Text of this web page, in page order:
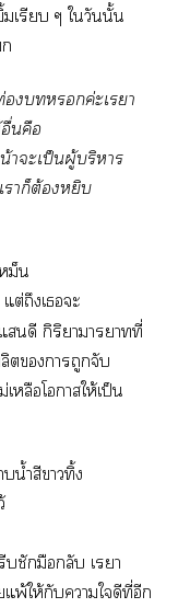
เรียบ ๆ ใวันนั้น
งค่ะเรา
นคือ
าะเป็นผู้บริหาร
าก็ต้องหยิบ
ม็น
ถึงเะ
ดี กิริยาาาที่
าถูกจับ
หลือโาให้เป็น
น้ำสีาทิ้ง
ชักมือกลับ เรา
แพ้ให้กับาใดีที่อีก